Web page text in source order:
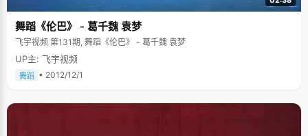
舞蹈《伦巴》 - 葛千魏 袁梦
飞宇视频 第131期, 舞蹈《伦巴》 - 葛千魏 袁梦
UP主: 飞宇视频
舞蹈 • 2012/12/1